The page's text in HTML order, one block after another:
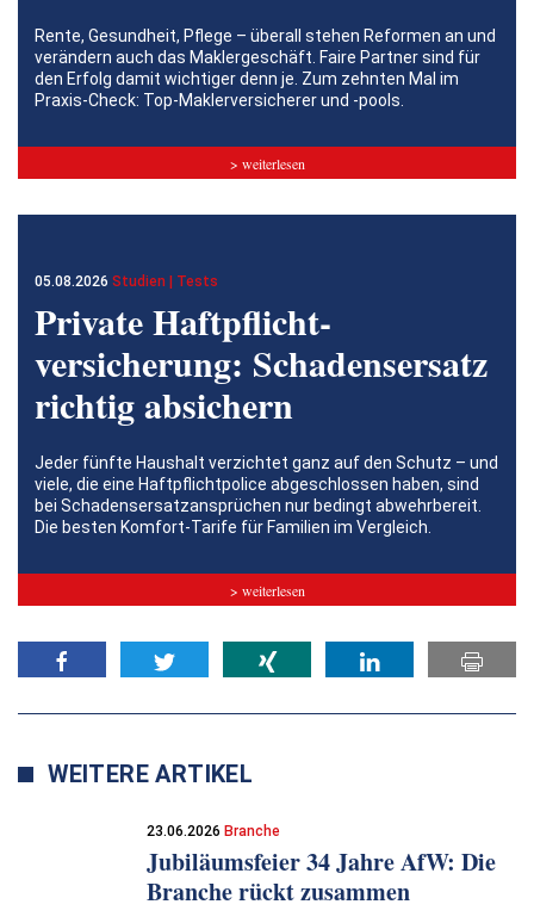
Rente, Gesundheit, Pflege – überall stehen Reformen an und
verändern auch das Maklergeschäft. Faire Partner sind für
den Erfolg damit wichtiger denn je. Zum zehnten Mal im
Praxis-Check: Top-Maklerversicherer und -pools.
> weiterlesen
05.08.2026 Studien | Tests
Private Haftpflicht­
versicherung: Schadensersatz
richtig absichern
Jeder fünfte Haushalt verzichtet ganz auf den Schutz – und
viele, die eine Haftpflichtpolice abgeschlossen haben, sind
bei Schadensersatzansprüchen nur bedingt abwehrbereit.
Die besten Komfort-Tarife für Familien im Vergleich.
> weiterlesen
WEITERE ARTIKEL
23.06.2026Branche
Jubiläumsfeier 34 Jahre AfW: Die
Branche rückt zusammen